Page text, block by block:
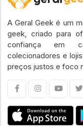
A Geral Geek é um
geek, criado para
confiança em
colecionadores e
preços justos e foco